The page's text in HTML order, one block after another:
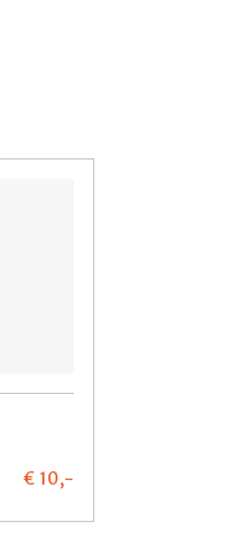
€ 10,-